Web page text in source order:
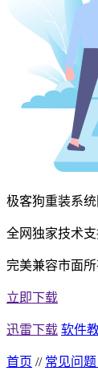
极客狗重装系
全网独家技术
完美兼容市面
立即下载
迅雷下载 软件
首页 // 常见问题